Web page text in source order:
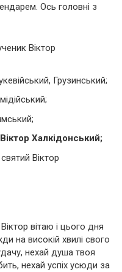
Ось головні з
Віктор
Грузинський;
Халкідонський;
Віктор
вітаю і цього дня
на високій хвилі свого
нехай душа твоя
нехай успіх усюди за